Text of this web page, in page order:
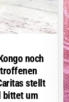
noch
stellt
bittet um